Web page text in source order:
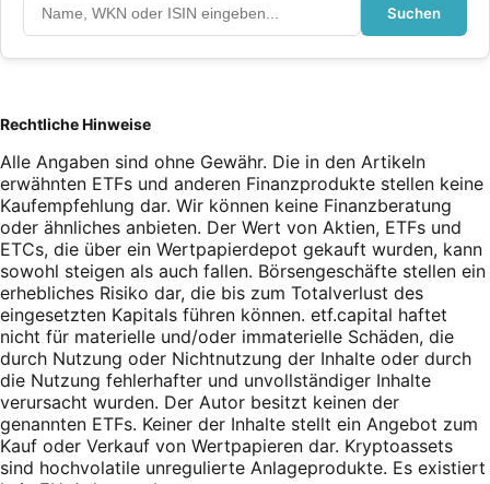
Suchen
Rechtliche Hinweise
Alle Angaben sind ohne Gewähr. Die in den Artikeln
erwähnten ETFs und anderen Finanzprodukte stellen keine
Kaufempfehlung dar. Wir können keine Finanzberatung
oder ähnliches anbieten. Der Wert von Aktien, ETFs und
ETCs, die über ein Wertpapierdepot gekauft wurden, kann
sowohl steigen als auch fallen. Börsengeschäfte stellen ein
erhebliches Risiko dar, die bis zum Totalverlust des
eingesetzten Kapitals führen können. etf.capital haftet
nicht für materielle und/oder immaterielle Schäden, die
durch Nutzung oder Nichtnutzung der Inhalte oder durch
die Nutzung fehlerhafter und unvollständiger Inhalte
verursacht wurden. Der Autor besitzt keinen der
genannten ETFs. Keiner der Inhalte stellt ein Angebot zum
Kauf oder Verkauf von Wertpapieren dar. Kryptoassets
sind hochvolatile unregulierte Anlageprodukte. Es existiert